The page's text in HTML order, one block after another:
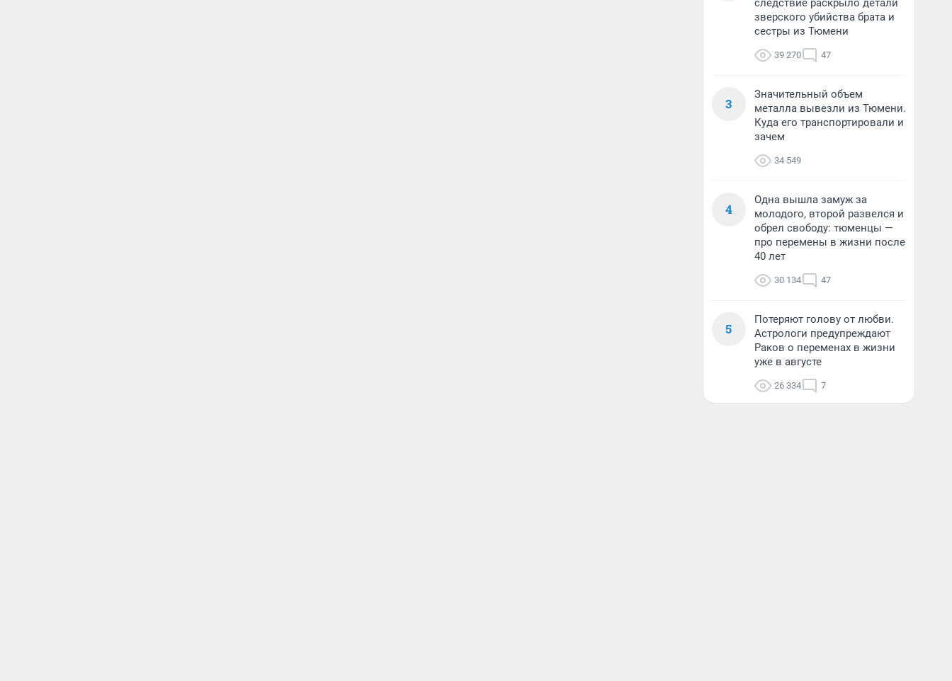
следствие раскрыло детали
зверского убийства брата и
сестры из Тюмени
39 270 47
3
Значительный объем
металла вывезли из Тюмени.
Куда его транспортировали и
зачем
34 549
4
Одна вышла замуж за
молодого, второй развелся и
обрел свободу: тюменцы —
про перемены в жизни после
40 лет
30 134 47
5
Потеряют голову от любви.
Астрологи предупреждают
Раков о переменах в жизни
уже в августе
26 334 7